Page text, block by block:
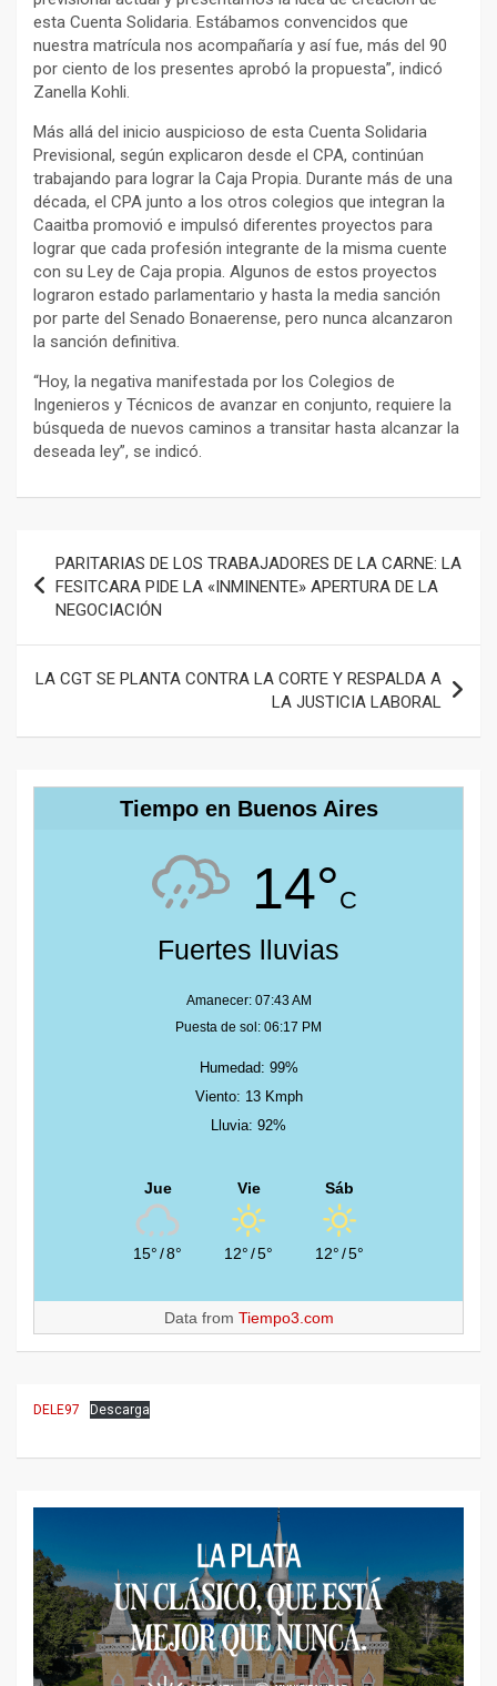
esta Cuenta Solidaria. Estábamos convencidos que
nuestra matrícula nos acompañaría y así fue, más del 90
por ciento de los presentes aprobó la propuesta”, indicó
Zanella Kohli.
Más allá del inicio auspicioso de esta Cuenta Solidaria
Previsional, según explicaron desde el CPA, continúan
trabajando para lograr la Caja Propia. Durante más de una
década, el CPA junto a los otros colegios que integran la
Caaitba promovió e impulsó diferentes proyectos para
lograr que cada profesión integrante de la misma cuente
con su Ley de Caja propia. Algunos de estos proyectos
lograron estado parlamentario y hasta la media sanción
por parte del Senado Bonaerense, pero nunca alcanzaron
la sanción definitiva.
“Hoy, la negativa manifestada por los Colegios de
Ingenieros y Técnicos de avanzar en conjunto, requiere la
búsqueda de nuevos caminos a transitar hasta alcanzar la
deseada ley”, se indicó.
de
entradas
PARITARIAS DE LOS TRABAJADORES DE LA CARNE: LA
FESITCARA PIDE LA «INMINENTE» APERTURA DE LA
NEGOCIACIÓN
LA CGT SE PLANTA CONTRA LA CORTE Y RESPALDA A
LA JUSTICIA LABORAL
Tiempo en Buenos Aires
14°C
Fuertes lluvias
Amanecer: 07:43 AM
Puesta de sol: 06:17 PM
Humedad: 99%
Viento: 13 Kmph
Lluvia: 92%
Jue
15°/8°
Vie
12°/5°
Sáb
12°/5°
Data from Tiempo3.com
DELE97 Descarga